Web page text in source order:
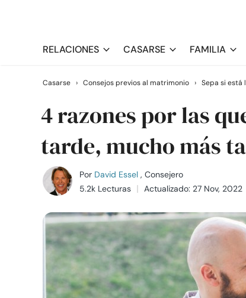
RELACIONES CASARSE FAMILIA
Casarse › Consejos previos al matrimonio › Sepa si está
4 razones por las
tarde, mucho más
Por David Essel , Consejero
5.2k Lecturas
Actualizado: 27 Nov, 2022